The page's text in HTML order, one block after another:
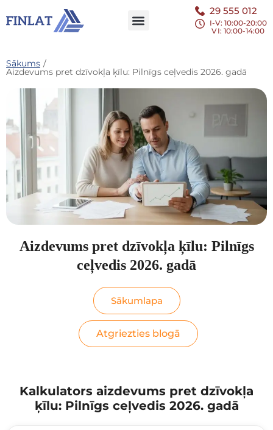
29 555 012
I-V: 10:00-20:00
VI: 10:00-14:00
Sākums /
Aizdevums pret dzīvokļa ķīlu: Pilnīgs ceļvedis 2026. gadā
Aizdevums pret dzīvokļa ķīlu: Pilnīgs
ceļvedis 2026. gadā
Sākumlapa
Atgriezties blogā
Kalkulators aizdevums pret dzīvokļa
ķīlu: Pilnīgs ceļvedis 2026. gadā